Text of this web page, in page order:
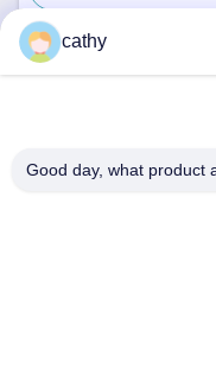
Địa chỉ
cathy
Good day, what product